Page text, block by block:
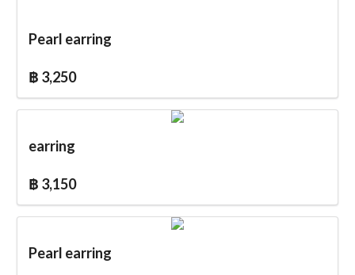
Pearl earring
฿ 3,250
earring
฿ 3,150
Pearl earring